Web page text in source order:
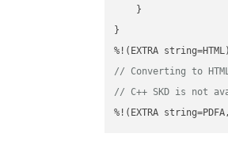
    }
}
// Converting to
// C++ SKD is not
%!(EXTRA